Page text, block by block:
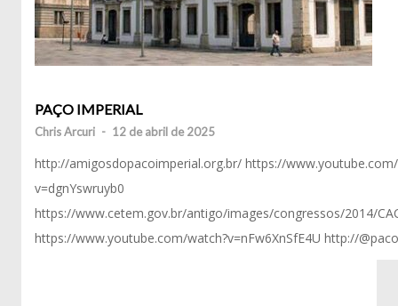
PAÇO IMPERIAL
Chris Arcuri - 12 de abril de 2025
http://amigosdopacoimperial.org.br/ https://
v=dgnYswruyb0
https://www.cetem.gov.br/antigo/images/congressos/2014/
https://www.youtube.com/watch?v=nFw6XnSfE4U http://